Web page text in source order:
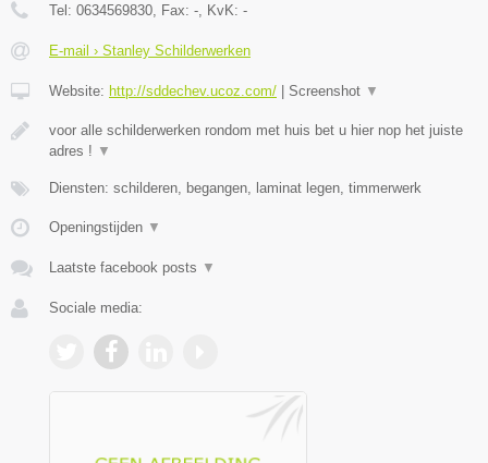
Tel: 0634569830 , Fax: - , KvK: -
E-mail › Stanley Schilderwerken
Website: http://sddechev.ucoz.com/ | Screenshot ▼
voor alle schilderwerken rondom met huis bet u hier nop het juiste
adres ! ▼
Diensten: schilderen, begangen, laminat legen, timmerwerk
Openingstijden ▼
Laatste facebook posts ▼
Sociale media: